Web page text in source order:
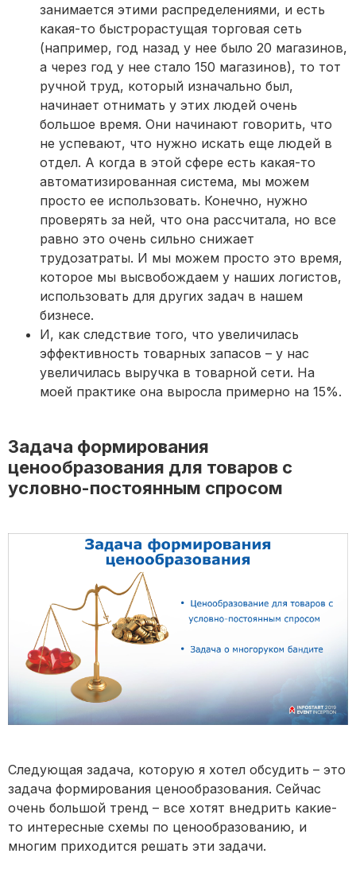
занимается этими распределениями, и есть
какая-то быстрорастущая торговая сеть
(например, год назад у нее было 20 магазинов,
а через год у нее стало 150 магазинов), то тот
ручной труд, который изначально был,
начинает отнимать у этих людей очень
большое время. Они начинают говорить, что
не успевают, что нужно искать еще людей в
отдел. А когда в этой сфере есть какая-то
автоматизированная система, мы можем
просто ее использовать. Конечно, нужно
проверять за ней, что она рассчитала, но все
равно это очень сильно снижает
трудозатраты. И мы можем просто это время,
которое мы высвобождаем у наших логистов,
использовать для других задач в нашем
бизнесе.
И, как следствие того, что увеличилась
эффективность товарных запасов – у нас
увеличилась выручка в товарной сети. На
моей практике она выросла примерно на 15%.
Задача формирования
ценообразования для товаров с
условно-постоянным спросом
Следующая задача, которую я хотел обсудить – это
задача формирования ценообразования. Сейчас
очень большой тренд – все хотят внедрить какие-
то интересные схемы по ценообразованию, и
многим приходится решать эти задачи.